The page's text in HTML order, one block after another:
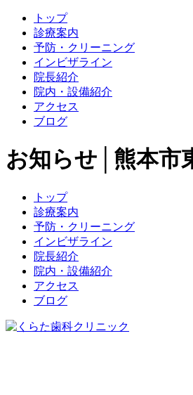
トップ
診療案内
予防・クリーニング
インビザライン
院長紹介
院内・設備紹介
アクセス
ブログ
お知らせ│熊本市
トップ
診療案内
予防・クリーニング
インビザライン
院長紹介
院内・設備紹介
アクセス
ブログ